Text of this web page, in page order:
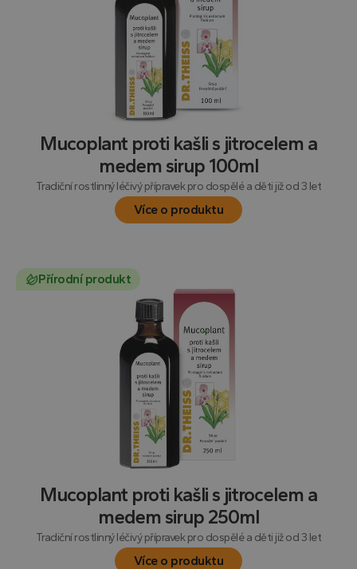
Mucoplant proti kašli s jitrocelem a
medem sirup 100ml
Tradiční rostlinný léčivý přípravek pro dospělé a děti již od 3 let
Více o produktu
Přírodní produkt
Mucoplant proti kašli s jitrocelem a
medem sirup 250ml
Tradiční rostlinný léčivý přípravek pro dospělé a děti již od 3 let
Více o produktu